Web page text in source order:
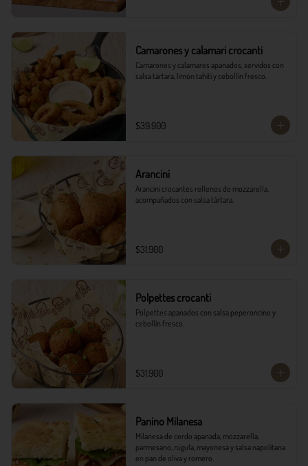
Camarones y calamari crocanti
Camarones y calamares apanados, servidos con
salsa tártara, limón tahití y cebollín fresco.
$39.900
Arancini
Arancini crocantes rellenos de mozzarella,
acompañados con salsa tártara.
$31.900
Polpettes crocanti
Polpettes apanados con salsa peperoncino y
cebollín fresco.
$31.900
Panino Milanesa
Milanesa de cerdo apanada, mozzarella,
parmesano, rúgula, mayonesa y salsa napolitana
en pan de oliva y romero.